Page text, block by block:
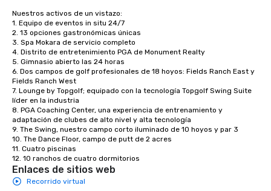
Nuestros activos de un vistazo:
1. Equipo de eventos in situ 24/7
2. 13 opciones gastronómicas únicas
3. Spa Mokara de servicio completo
4. Distrito de entretenimiento PGA de Monument Realty
5. Gimnasio abierto las 24 horas
6. Dos campos de golf profesionales de 18 hoyos: Fields Ranch East y
Fields Ranch West
7. Lounge by Topgolf; equipado con la tecnología Topgolf Swing Suite
líder en la industria
8. PGA Coaching Center, una experiencia de entrenamiento y
adaptación de clubes de alto nivel y alta tecnología
9. The Swing, nuestro campo corto iluminado de 10 hoyos y par 3
10. The Dance Floor, campo de putt de 2 acres
11. Cuatro piscinas
12. 10 ranchos de cuatro dormitorios
Enlaces de sitios web
Recorrido virtual